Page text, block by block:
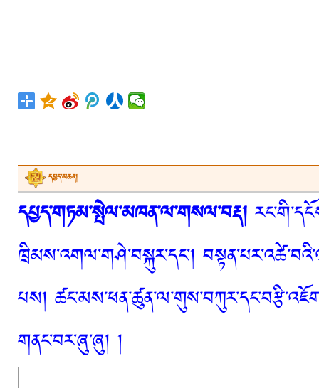
དཔྱད་མཆན།
དཔྱད་གཏམ་སྤེལ་མཁན་ལ་གསལ་བརྡ།
ཁྲིམས་འགལ་གཤེ་བསྐུར་དང་།
པས།
གནང་བར་ཞུ་ཞུ། །